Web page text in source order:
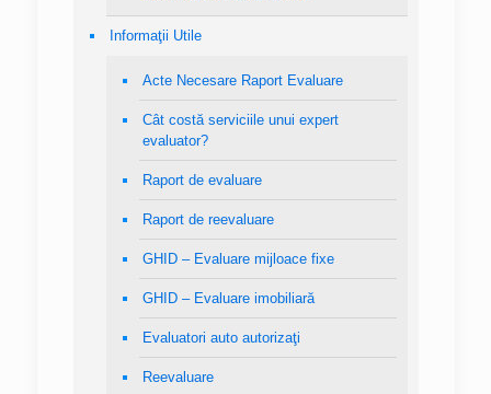
Informaţii Utile
Acte Necesare Raport Evaluare
Cât costă serviciile unui expert
evaluator?
Raport de evaluare
Raport de reevaluare
GHID – Evaluare mijloace fixe
GHID – Evaluare imobiliară
Evaluatori auto autorizaţi
Reevaluare